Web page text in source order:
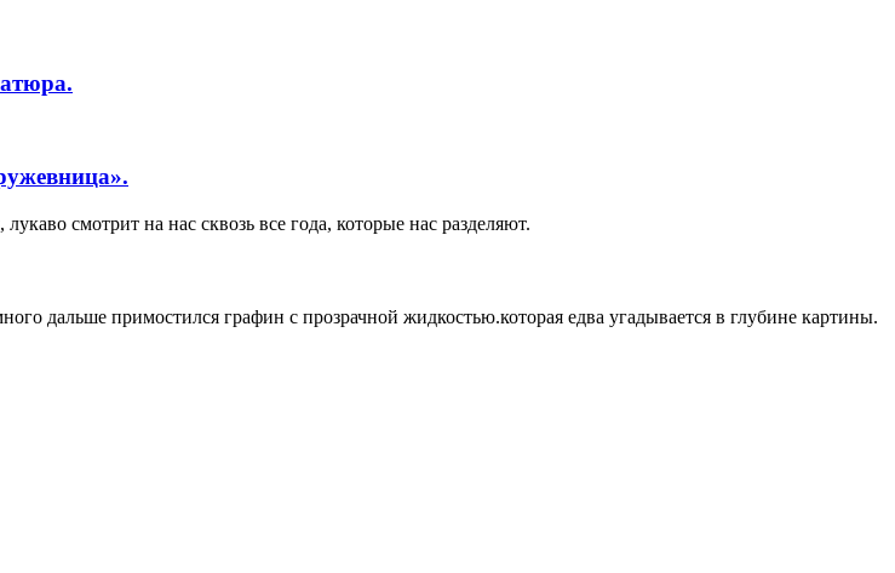
смотрит на нас сквозь все года, которые нас разделяют.
дальше примостился графин с прозрачной жидкостью.которая едва угадывается в глубине картины.